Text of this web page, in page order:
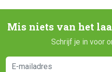
Mis niets van het
Schrijf je in voor